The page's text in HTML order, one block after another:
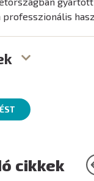
professzionális
cikkek